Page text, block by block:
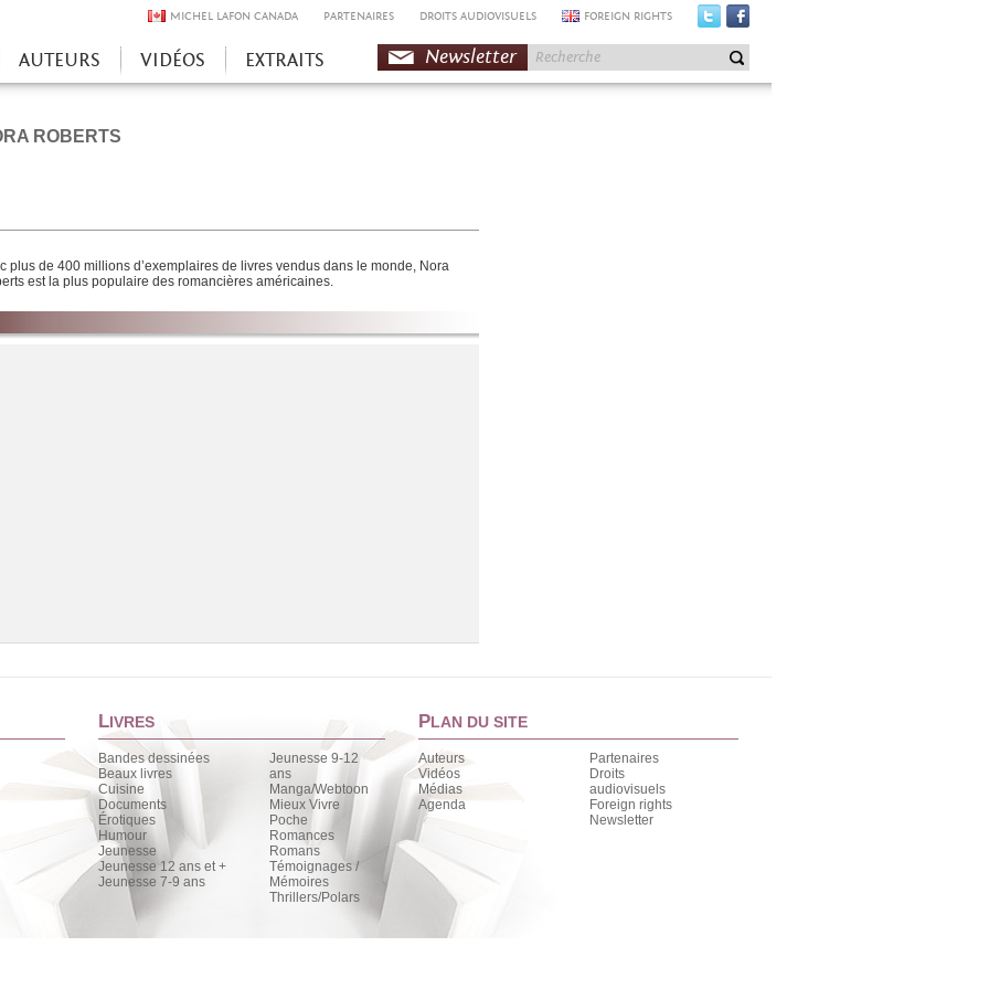
MICHEL LAFON CANADA PARTENAIRES DROITS AUDIOVISUELS FOREIGN RIGHTS
AUTEURS VIDÉOS EXTRAITS Newsletter
ROBERTS
plus de 400 millions d’exemplaires de livres vendus dans le monde, Nora
est la plus populaire des romancières américaines.
Chargement de la liste
LIVRES
Bandes dessinées
Beaux livres
Cuisine
Documents
Érotiques
Humour
Jeunesse
Jeunesse 12 ans et +
Jeunesse 7-9 ans
Jeunesse 9-12
ans
Manga/Webtoon
Mieux Vivre
Poche
Romances
Romans
Témoignages /
Mémoires
Thrillers/Polars
PLAN DU SITE
Auteurs
Vidéos
Médias
Agenda
Partenaires
Droits
audiovisuels
Foreign rights
Newsletter